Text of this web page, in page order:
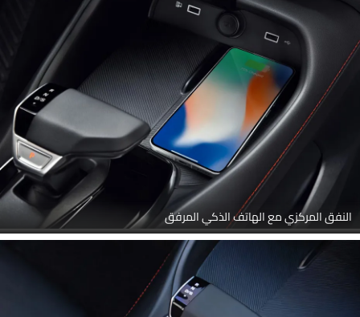
النفق المركزي مع الهاتف الذكي المرفق